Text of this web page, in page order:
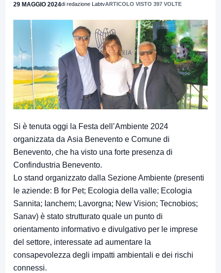
29 MAGGIO 2024di redazione LabtvARTICOLO VISTO 397 VOLTE
Si è tenuta oggi la Festa dell’Ambiente 2024
organizzata da Asia Benevento e Comune di
Benevento, che ha visto una forte presenza di
Confindustria Benevento.
Lo stand organizzato dalla Sezione Ambiente (presenti
le aziende: B for Pet; Ecologia della valle; Ecologia
Sannita; Ianchem; Lavorgna; New Vision; Tecnobios;
Sanav) è stato strutturato quale un punto di
orientamento informativo e divulgativo per le imprese
del settore, interessate ad aumentare la
consapevolezza degli impatti ambientali e dei rischi
connessi.